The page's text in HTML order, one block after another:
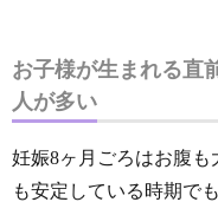
お子様が生まれる直
人が多い
妊娠8ヶ月ごろはお腹
も安定している時期で